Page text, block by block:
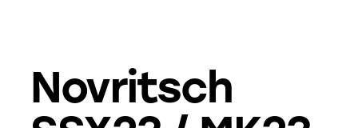
Novritsch